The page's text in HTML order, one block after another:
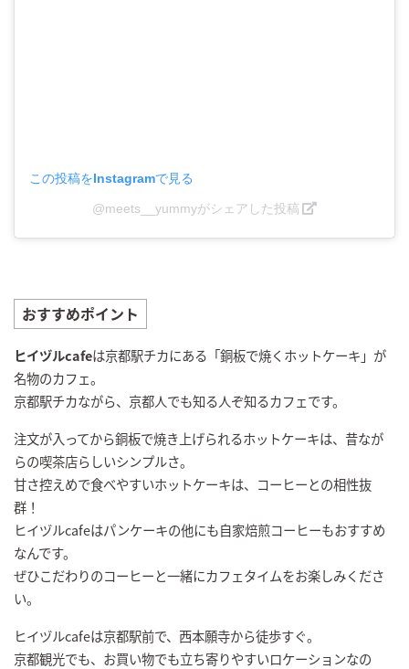
この投稿をInstagramで見る
@meets__yummyがシェアした投稿
おすすめポイント
ヒイヅルcafeは京都駅チカにある「銅板で焼くホットケーキ」が
名物のカフェ。
京都駅チカながら、京都人でも知る人ぞ知るカフェです。
注文が入ってから銅板で焼き上げられるホットケーキは、昔なが
らの喫茶店らしいシンプルさ。
甘さ控えめで食べやすいホットケーキは、コーヒーとの相性抜
群！
ヒイヅルcafeはパンケーキの他にも自家焙煎コーヒーもおすすめ
なんです。
ぜひこだわりのコーヒーと一緒にカフェタイムをお楽しみくださ
い。
ヒイヅルcafeは京都駅前で、西本願寺から徒歩すぐ。
京都観光でも、お買い物でも立ち寄りやすいロケーションなの